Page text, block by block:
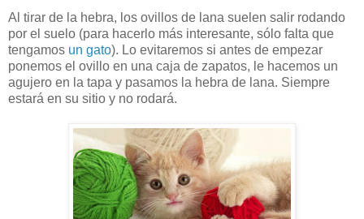
Al tirar de la hebra, los ovillos de lana suelen salir rodando
por el suelo (para hacerlo más interesante, sólo falta que
tengamos un gato). Lo evitaremos si antes de empezar
ponemos el ovillo en una caja de zapatos, le hacemos un
agujero en la tapa y pasamos la hebra de lana. Siempre
estará en su sitio y no rodará.